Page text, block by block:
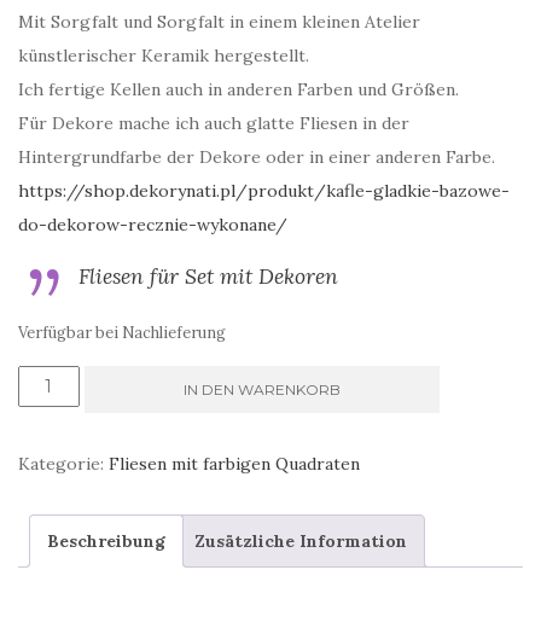
Mit Sorgfalt und Sorgfalt in einem kleinen Atelier
künstlerischer Keramik hergestellt.
Ich fertige Kellen auch in anderen Farben und Größen.
Für Dekore mache ich auch glatte Fliesen in der
Hintergrundfarbe der Dekore oder in einer anderen Farbe.
https://shop.dekorynati.pl/produkt/kafle-gladkie-bazowe-
do-dekorow-recznie-wykonane/
Fliesen für Set mit Dekoren
Verfügbar bei Nachlieferung
handgemachte
Küche
bunten
IN DEN WARENKORB
Kategorie: Fliesen mit farbigen Quadraten
Beschreibung Zusätzliche Information